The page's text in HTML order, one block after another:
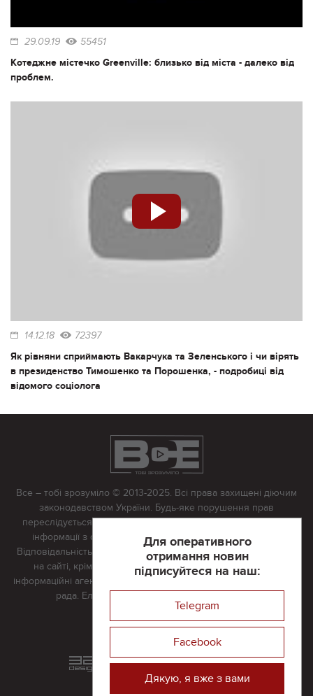
29.09.19 55451
Котеджне містечко Greenville: близько від міста - далеко від
проблем.
14.12.18 72397
Як рівняни сприймають Вакарчука та Зеленського і чи вірять
в президенство Тимошенко та Порошенка, - подробиці від
відомого соціолога
Для оперативного
отримання новин
підписуйтеся на наш:
Telegram
Facebook
Дякую, я вже з вами
Все – тобі зрозуміло © 2013-2025. Всі права захищені діючим
законодавством України. Будь-яке порушення прав
переслідується в судовому порядку. Будь-яке відтворення
інформації з сайту тільки з письмово дозволу редакції.
Відповідальність за достовірність усіх матеріалів, розміщених
на сайті, крім матеріалів, які містять посилання на інші
інформаційні агентства або інтернет-видання, несе редакційна
рада. Електронна пошта:
Реклама на сайті
Розроблений та підтримується